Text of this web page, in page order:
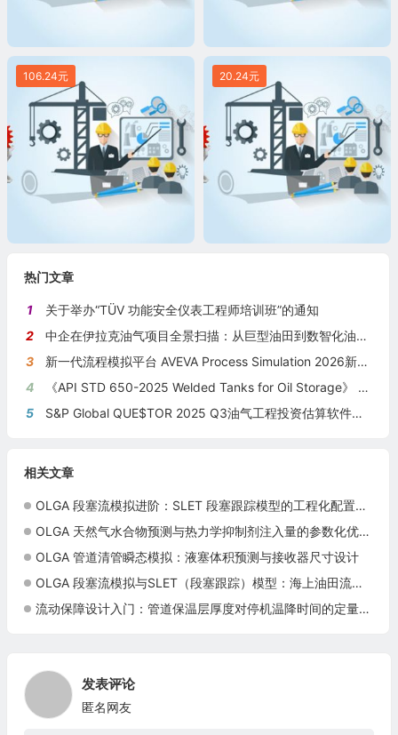
106.24元 20.24元
热门文章
1
关于举办“TÜV 功能安全仪表工程师培训班”的通知
2
中企在伊拉克油气项目全景扫描：从巨型油田到数智化油田的系统性布局
3
新一代流程模拟平台 AVEVA Process Simulation 2026新版本发布
4
《API STD 650-2025 Welded Tanks for Oil Storage》 《钢制焊接储油罐》（中英文对照版）
5
S&P Global QUE$TOR 2025 Q3油气工程投资估算软件新版本发布
相关文章
OLGA 段塞流模拟进阶：SLET 段塞跟踪模型的工程化配置与海上油田实战
OLGA 天然气水合物预测与热力学抑制剂注入量的参数化优化方法
OLGA 管道清管瞬态模拟：液塞体积预测与接收器尺寸设计
OLGA 段塞流模拟与SLET（段塞跟踪）模型：海上油田流动保障设计必备
流动保障设计入门：管道保温层厚度对停机温降时间的定量影响分析
发表评论
匿名网友